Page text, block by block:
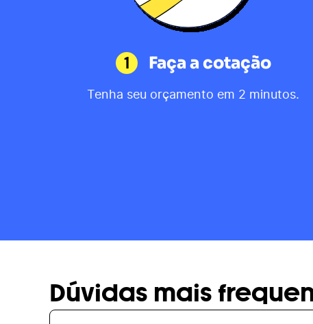
1 Faça a cotação
Tenha seu orçamento em 2 minutos.
Dúvidas mais